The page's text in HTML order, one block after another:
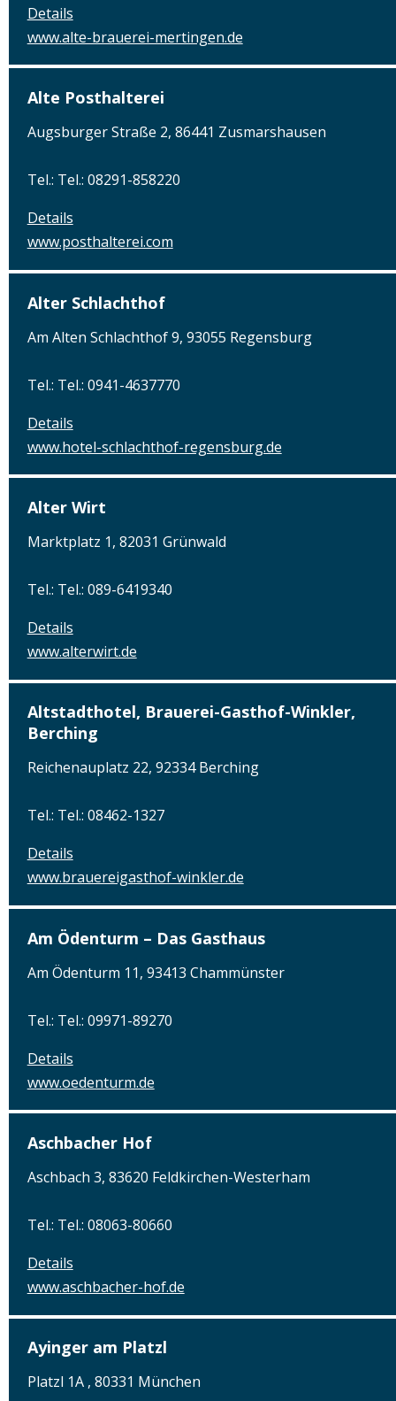
Details
www.alte-brauerei-mertingen.de
Alte Posthalterei
Augsburger Straße 2, 86441 Zusmarshausen
Tel.: Tel.: 08291-858220
Details
www.posthalterei.com
Alter Schlachthof
Am Alten Schlachthof 9, 93055 Regensburg
Tel.: Tel.: 0941-4637770
Details
www.hotel-schlachthof-regensburg.de
Alter Wirt
Marktplatz 1, 82031 Grünwald
Tel.: Tel.: 089-6419340
Details
www.alterwirt.de
Altstadthotel, Brauerei-Gasthof-Winkler,
Berching
Reichenauplatz 22, 92334 Berching
Tel.: Tel.: 08462-1327
Details
www.brauereigasthof-winkler.de
Am Ödenturm – Das Gasthaus
Am Ödenturm 11, 93413 Chammünster
Tel.: Tel.: 09971-89270
Details
www.oedenturm.de
Aschbacher Hof
Aschbach 3, 83620 Feldkirchen-Westerham
Tel.: Tel.: 08063-80660
Details
www.aschbacher-hof.de
Ayinger am Platzl
Platzl 1A , 80331 München